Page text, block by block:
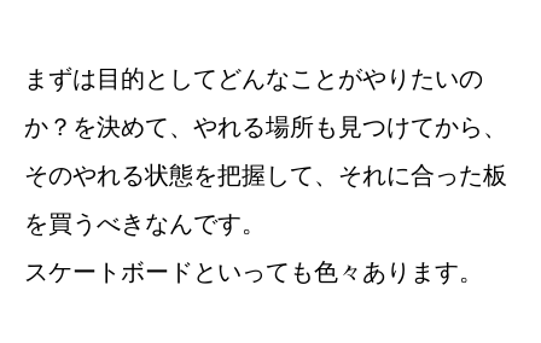
まずは目的としてどんなことがやりたいの
か？を決めて、やれる場所も見つけてから、
そのやれる状態を把握して、それに合った板
を買うべきなんです。
スケートボードといっても色々あります。